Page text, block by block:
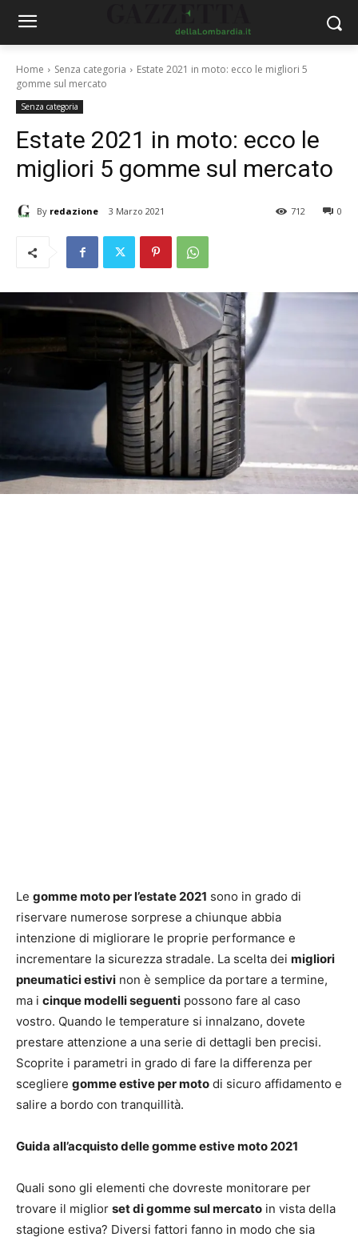
Home Senza categoria
Estate 2021 in moto: ecco le migliori 5
gomme sul mercato
Senza categoria
Estate 2021 in moto: ecco le
migliori 5 gomme sul mercato
By redazione 3 Marzo 2021 0
712
Le gomme moto per l’estate 2021 sono in grado di
riservare numerose sorprese a chiunque abbia
intenzione di migliorare le proprie performance e
incrementare la sicurezza stradale. La scelta dei migliori
pneumatici estivi non è semplice da portare a termine,
ma i cinque modelli seguenti possono fare al caso
vostro. Quando le temperature si innalzano, dovete
prestare attenzione a una serie di dettagli ben precisi.
Scoprite i parametri in grado di fare la differenza per
scegliere gomme estive per moto di sicuro affidamento e
salire a bordo con tranquillità.
Guida all’acquisto delle gomme estive moto 2021
Quali sono gli elementi che dovreste monitorare per
trovare il miglior set di gomme sul mercato in vista della
stagione estiva? Diversi fattori fanno in modo che sia